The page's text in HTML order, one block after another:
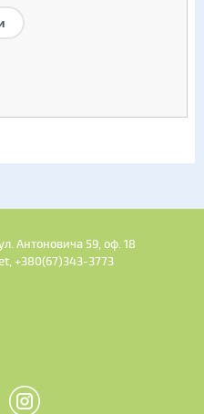
Антоновича 59, оф. 18
+380(67)343-3773